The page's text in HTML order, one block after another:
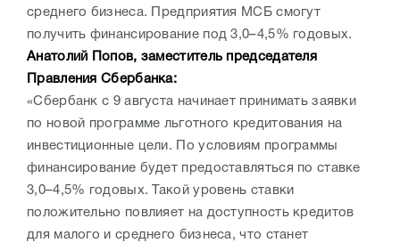
среднего бизнеса. Предприятия МСБ смогут
получить финансирование под 3,0–4,5% годовых.
Анатолий Попов, заместитель председателя
Правления Сбербанка:
«Сбербанк с 9 августа начинает принимать заявки
по новой программе льготного кредитования на
инвестиционные цели. По условиям программы
финансирование будет предоставляться по ставке
3,0–4,5% годовых. Такой уровень ставки
положительно повлияет на доступность кредитов
для малого и среднего бизнеса, что станет